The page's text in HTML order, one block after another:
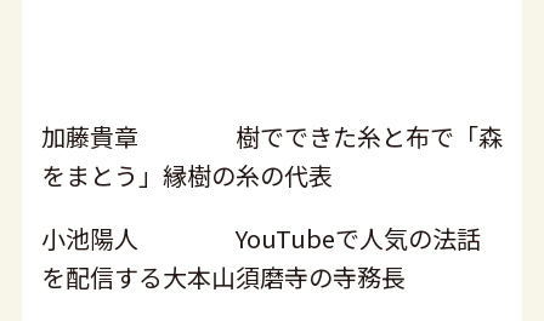
加藤貴章 樹でできた糸と布で「森
をまとう」縁樹の糸の代表
小池陽人 YouTubeで人気の法話
を配信する大本山須磨寺の寺務長